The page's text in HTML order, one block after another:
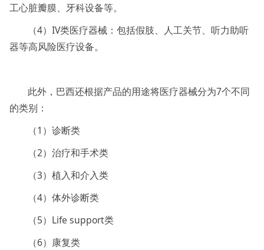
工心脏瓣膜、牙科设备等。
（4）IV类医疗器械：包括假肢、人工关节、听力助听
器等高风险医疗设备。
此外，巴西还根据产品的用途将医疗器械分为7个不同
的类别：
（1）诊断类
（2）治疗和手术类
（3）植入和介入类
（4）体外诊断类
（5）Life support类
（6）康复类